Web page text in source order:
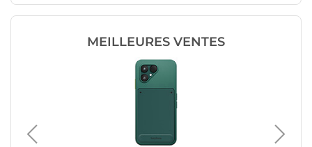
MEILLEURES VENTES